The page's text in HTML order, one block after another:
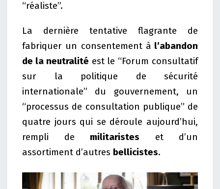
“réaliste”.
La dernière tentative flagrante de
fabriquer un consentement à l’abandon
de la neutralité est le “Forum consultatif
sur la politique de sécurité
internationale” du gouvernement, un
“processus de consultation publique” de
quatre jours qui se déroule aujourd’hui,
rempli de militaristes et d’un
assortiment d’autres bellicistes.